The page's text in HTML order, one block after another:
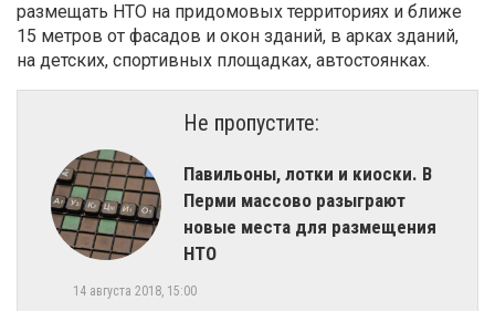
размещать НТО на придомовых территориях и ближе
15 метров от фасадов и окон зданий, в арках зданий,
на детских, спортивных площадках, автостоянках.
Не пропустите:
Павильоны, лотки и киоски. В
Перми массово разыграют
новые места для размещения
НТО
14 августа 2018, 15:00